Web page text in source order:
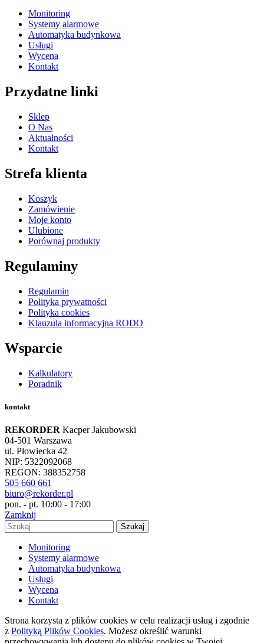
Monitoring
Systemy alarmowe
Automatyka budynkowa
Usługi
Wycena
Kontakt
Przydatne linki
Sklep
O Nas
Aktualności
Kontakt
Strefa klienta
Koszyk
Zamówienie
Moje konto
Ulubione
Porównaj produkty
Regulaminy
Regulamin
Polityka prywatności
Polityka cookies
Klauzula informacyjna RODO
Wsparcie
Kalkulatory
Poradnik
kontakt
REKORDER Kacper Jakubowski
04-501 Warszawa
ul. Płowiecka 42
NIP: 5322092068
REGON: 388352758
505 660 661
biuro@rekorder.pl
pon. - pt. 10:00 - 17:00
Zamknij
Szukaj
Monitoring
Systemy alarmowe
Automatyka budynkowa
Usługi
Wycena
Kontakt
Strona korzysta z plików cookies w celu realizacji usług i zgodnie
z Polityką Plików Cookies. Możesz określić warunki